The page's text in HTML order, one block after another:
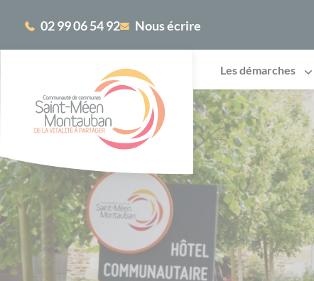
02 99 06 54 92 Nous écrire
Les démarches